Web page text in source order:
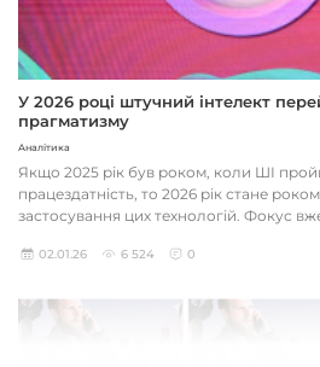
У 2026 році штучний інтелект
прагматизму
Аналітика
Якщо 2025 рік був роком, коли ШІ
працездатність, то 2026 рік стане
застосування цих технологій. Фокус вже
02.01.26 6 524 0